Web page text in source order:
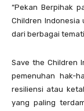
“Pekan Berpihak
Children
dari berbagai
Save the Children
pemenuhan hak-
resiliensi atau
yang paling